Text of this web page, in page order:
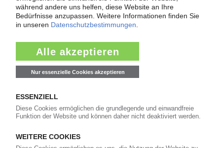
Über das KunststoffWeb
versorgt das KunststoffWeb bereits seit 1996 die Fach-
und Führungskräfte der Branche mit täglichen
Nachrichten rund um das Thema "Kunststoffe". Im Fokus
Kunststoffe sowie Märkte, Unternehmen, Produkte,